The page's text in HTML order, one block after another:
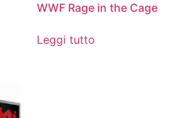
WWF Rage in the Cage
Leggi tutto